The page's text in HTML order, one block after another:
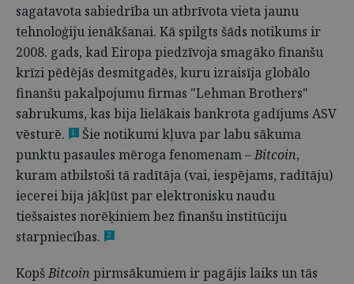
sagatavota sabiedrība un atbrīvota vieta jaunu
tehnoloģiju ienākšanai. Kā spilgts šāds notikums ir
2008. gads, kad Eiropa piedzīvoja smagāko finanšu
krīzi pēdējās desmitgadēs, kuru izraisīja globālo
finanšu pakalpojumu firmas "Lehman Brothers"
sabrukums, kas bija lielākais bankrota gadījums ASV
vēsturē.
1
Šie notikumi kļuva par labu sākuma
punktu pasaules mēroga fenomenam –Bitcoin,
kuram atbilstoši tā radītāja (vai, iespējams, radītāju)
iecerei bija jākļūst par elektronisku naudu
tiešsaistes norēķiniem bez finanšu institūciju
starpniecības.
2
KopšBitcoin pirmsākumiem ir pagājis laiks un tās